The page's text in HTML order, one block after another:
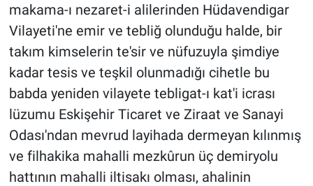
makama-ı nezaret-i alilerinden Hüdavendigar
Vilayeti'ne emir ve tebliğ olunduğu halde, bir
takım kimselerin te'sir ve nüfuzuyla şimdiye
kadar tesis ve teşkil olunmadığı cihetle bu
babda yeniden vilayete tebligat-ı kat'i icrası
lüzumu Eskişehir Ticaret ve Ziraat ve Sanayi
Odası'ndan mevrud layihada dermeyan kılınmış
ve filhakika mahalli mezkûrun üç demiryolu
hattının mahalli iltisakı olması, ahalinin